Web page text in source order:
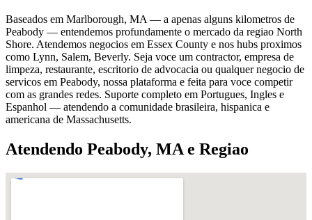
Baseados em Marlborough, MA — a apenas alguns kilometros de
Peabody — entendemos profundamente o mercado da regiao North
Shore. Atendemos negocios em Essex County e nos hubs proximos
como Lynn, Salem, Beverly. Seja voce um contractor, empresa de
limpeza, restaurante, escritorio de advocacia ou qualquer negocio de
servicos em Peabody, nossa plataforma e feita para voce competir
com as grandes redes. Suporte completo em Portugues, Ingles e
Espanhol — atendendo a comunidade brasileira, hispanica e
americana de Massachusetts.
Atendendo Peabody, MA e Regiao